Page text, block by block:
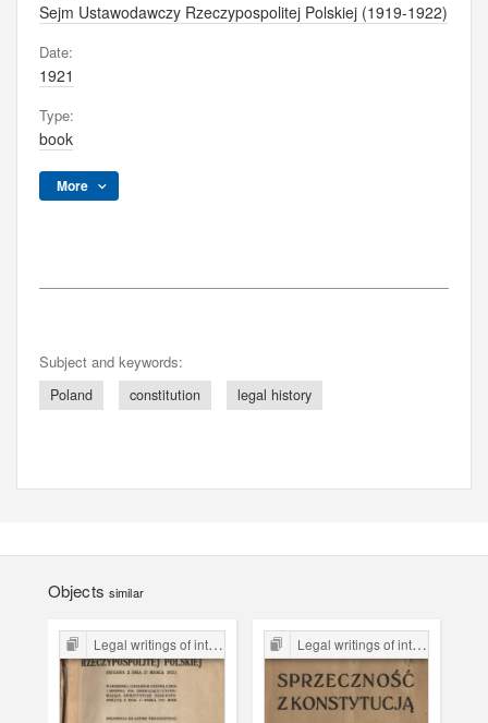
Sejm Ustawodawczy Rzeczypospolitej Polskiej (1919-1922)
Date:
1921
Type:
book
More
Subject and keywords:
Poland constitution legal history
Objects similar
Legal writings of inter-war period form the Legal Faculty Library JU Legal writings of inter-war period form the Legal Faculty Library JU